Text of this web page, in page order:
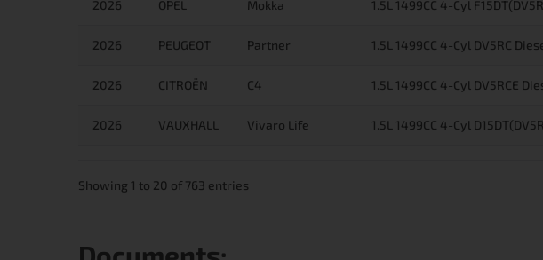
2026 OPEL Mokka 1.5L 1499CC 4-Cyl
2026 PEUGEOT Partner 1.5L 1499CC 4-Cyl DV5RC
2026 CITROËN C4 1.5L 1499CC 4-Cyl DV5RCE
2026 VAUXHALL Vivaro Life 1.5L 1499CC 4-Cyl
Showing 1 to 20 of 763 entries